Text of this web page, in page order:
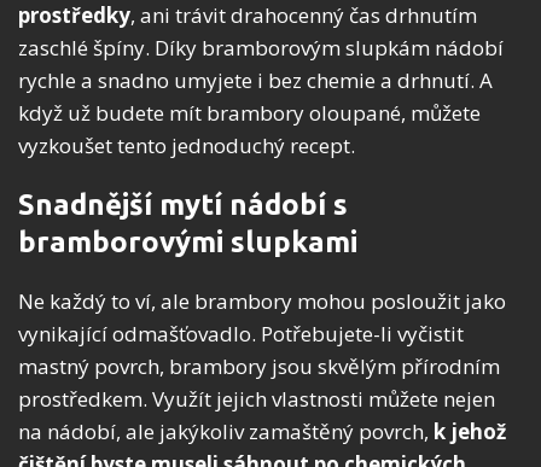
prostředky, ani trávit drahocenný čas drhnutím
zaschlé špíny. Díky bramborovým slupkám nádobí
rychle a snadno umyjete i bez chemie a drhnutí. A
když už budete mít brambory oloupané, můžete
vyzkoušet tento jednoduchý recept.
Snadnější mytí nádobí s
bramborovými slupkami
Ne každý to ví, ale brambory mohou posloužit jako
vynikající odmašťovadlo. Potřebujete-li vyčistit
mastný povrch, brambory jsou skvělým přírodním
prostředkem. Využít jejich vlastnosti můžete nejen
na nádobí, ale jakýkoliv zamaštěný povrch, k jehož